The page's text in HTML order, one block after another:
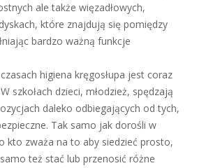
ale także więzadłowych,
które znajdują się pomiędzy
bardzo ważną funkcje
higiena kręgosłupa jest coraz
szkołach dzieci, młodzież, spędzają
daleko odbiegających od tych,
Tak samo jak dorośli w
kto zważa na to aby siedzieć prosto,
też stać lub przenosić różne